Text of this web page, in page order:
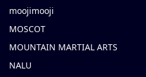
moojimooji
MOSCOT
MOUNTAIN MARTIAL ARTS
NALU